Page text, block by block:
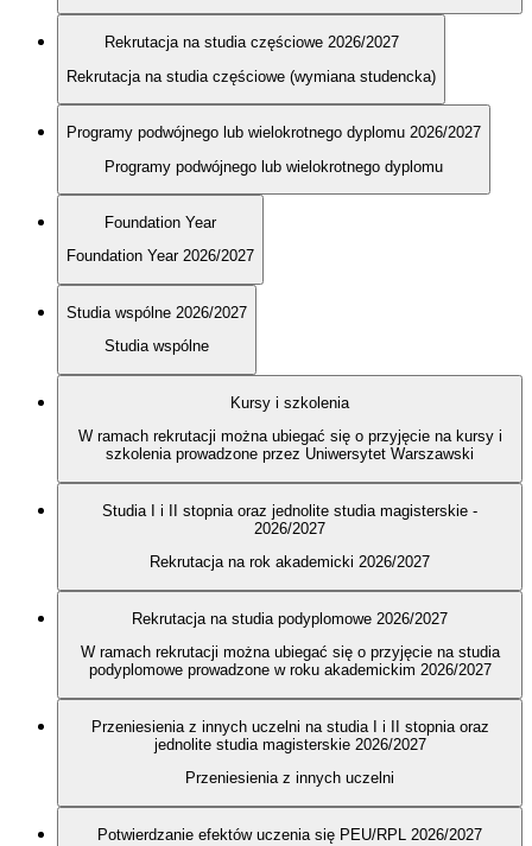
Rekrutacja na studia częściowe 2026/2027
Rekrutacja na studia częściowe (wymiana studencka)
Programy podwójnego lub wielokrotnego dyplomu 2026/2027
Programy podwójnego lub wielokrotnego dyplomu
Foundation Year
Foundation Year 2026/2027
Studia wspólne 2026/2027
Studia wspólne
Kursy i szkolenia
W ramach rekrutacji można ubiegać się o przyjęcie na kursy i
szkolenia prowadzone przez Uniwersytet Warszawski
Studia I i II stopnia oraz jednolite studia magisterskie -
2026/2027
Rekrutacja na rok akademicki 2026/2027
Rekrutacja na studia podyplomowe 2026/2027
W ramach rekrutacji można ubiegać się o przyjęcie na studia
podyplomowe prowadzone w roku akademickim 2026/2027
Przeniesienia z innych uczelni na studia I i II stopnia oraz
jednolite studia magisterskie 2026/2027
Przeniesienia z innych uczelni
Potwierdzanie efektów uczenia się PEU/RPL 2026/2027